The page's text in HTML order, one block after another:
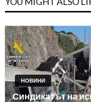
НОВИНИ
Синдикатът на